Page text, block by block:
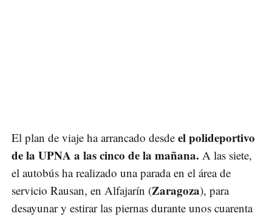
El plan de viaje ha arrancado desde el polideportivo
de la UPNA a las cinco de la mañana. A las siete,
el autobús ha realizado una parada en el área de
servicio Rausan, en Alfajarín (Zaragoza), para
desayunar y estirar las piernas durante unos cuarenta